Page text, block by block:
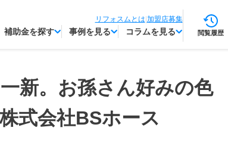
リフォスムとは|加盟店募集
補助金を探す 事例を見る コラムを見る 閲覧履歴
新。お孫さん好みの色
式会社BSホース